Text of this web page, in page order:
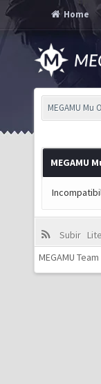
Home
MEGAMU Mu
MEGAMU
Subir
MEGAMU